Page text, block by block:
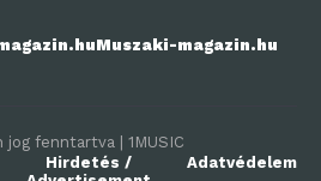
Muszaki-magazin.hu
jog fenntartva | 1MUSIC
Hirdetés /
Adatvédelem